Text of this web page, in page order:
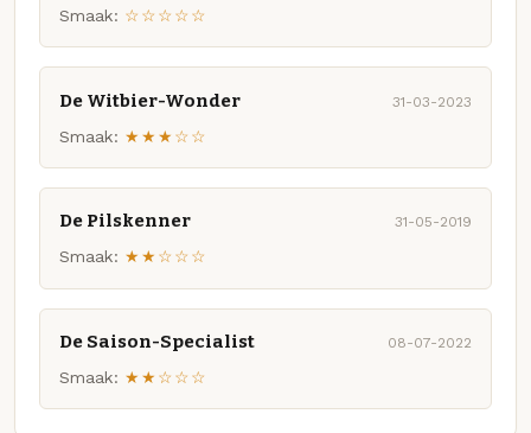
Smaak: ☆☆☆☆☆
De Witbier-Wonder 31-03-2023
Smaak: ★★★☆☆
De Pilskenner 31-05-2019
Smaak: ★★☆☆☆
De Saison-Specialist 08-07-2022
Smaak: ★★☆☆☆